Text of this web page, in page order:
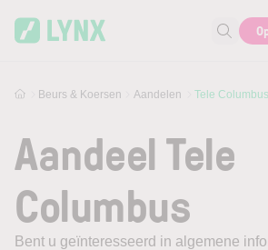
Zoek
Beurs & Koersen Aandelen Tele
Aandeel Tele
Columbus
Bent u geïnteresseerd in algemene